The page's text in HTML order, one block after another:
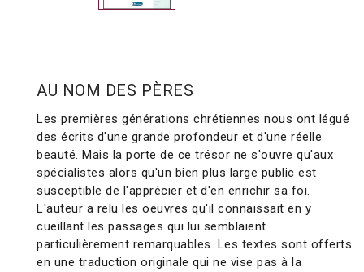
AU NOM DES PÈRES
Les premières générations chrétiennes nous ont légué
des écrits d'une grande profondeur et d'une réelle
beauté. Mais la porte de ce trésor ne s'ouvre qu'aux
spécialistes alors qu'un bien plus large public est
susceptible de l'apprécier et d'en enrichir sa foi.
L'auteur a relu les oeuvres qu'il connaissait en y
cueillant les passages qui lui semblaient
particulièrement remarquables. Les textes sont offerts
en une traduction originale qui ne vise pas à la